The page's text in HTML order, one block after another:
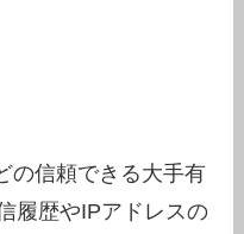
の信頼できる大手有
履歴やIPアドレスの